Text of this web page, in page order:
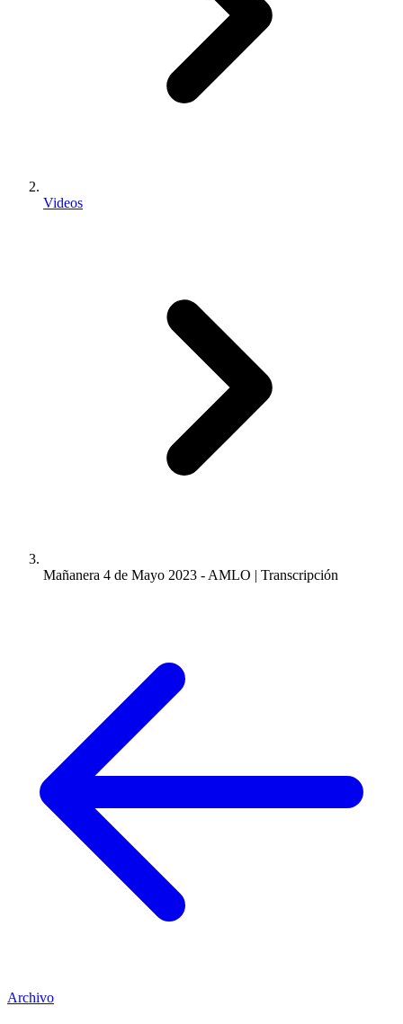
Videos
Mañanera 4 de Mayo 2023 - AMLO | Transcripción
Archivo